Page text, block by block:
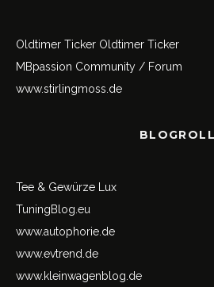
Oldtimer Ticker Oldtimer Ticker
MBpassion Community / Forum
www.stirlingmoss.de
BLOGROLL
Tee & Gewürze Lux
TuningBlog.eu
www.autophorie.de
www.evtrend.de
www.kleinwagenblog.de